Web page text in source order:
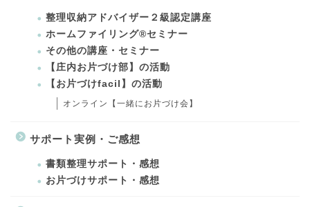
整理収納アドバイザー２級認定講座
ホームファイリング®セミナー
その他の講座・セミナー
【庄内お片づけ部】の活動
【お片づけfacil】の活動
オンライン【一緒にお片づけ会】
サポート実例・ご感想
書類整理サポート・感想
お片づけサポート・感想